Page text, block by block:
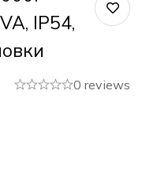
IP54,
0 reviews